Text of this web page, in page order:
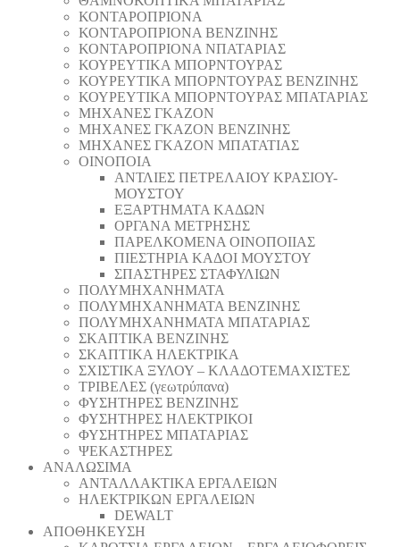
ΚΟΝΤΑΡΟΠΡΙΟΝΑ
ΚΟΝΤΑΡΟΠΡΙΟΝΑ ΒΕΝΖΙΝΗΣ
ΚΟΝΤΑΡΟΠΡΙΟΝΑ ΝΠΑΤΑΡΙΑΣ
ΚΟΥΡΕΥΤΙΚΑ ΜΠΟΡΝΤΟΥΡΑΣ
ΚΟΥΡΕΥΤΙΚΑ ΜΠΟΡΝΤΟΥΡΑΣ ΒΕΝΖΙΝΗΣ
ΚΟΥΡΕΥΤΙΚΑ ΜΠΟΡΝΤΟΥΡΑΣ ΜΠΑΤΑΡΙΑΣ
ΜΗΧΑΝΕΣ ΓΚΑΖΟΝ
ΜΗΧΑΝΕΣ ΓΚΑΖΟΝ ΒΕΝΖΙΝΗΣ
ΜΗΧΑΝΕΣ ΓΚΑΖΟΝ ΜΠΑΤΑΤΙΑΣ
ΟΙΝΟΠΟΙΑ
ΑΝΤΛΙΕΣ ΠΕΤΡΕΛΑΙΟΥ ΚΡΑΣΙΟΥ-
ΜΟΥΣΤΟΥ
ΕΞΑΡΤΗΜΑΤΑ ΚΑΔΩΝ
ΟΡΓΑΝΑ ΜΕΤΡΗΣΗΣ
ΠΑΡΕΛΚΟΜΕΝΑ ΟΙΝΟΠΟΙΙΑΣ
ΠΙΕΣΤΗΡΙΑ ΚΑΔΟΙ ΜΟΥΣΤΟΥ
ΣΠΑΣΤΗΡΕΣ ΣΤΑΦΥΛΙΩΝ
ΠΟΛΥΜΗΧΑΝΗΜΑΤΑ
ΠΟΛΥΜΗΧΑΝΗΜΑΤΑ ΒΕΝΖΙΝΗΣ
ΠΟΛΥΜΗΧΑΝΗΜΑΤΑ ΜΠΑΤΑΡΙΑΣ
ΣΚΑΠΤΙΚΑ ΒΕΝΖΙΝΗΣ
ΣΚΑΠΤΙΚΑ ΗΛΕΚΤΡΙΚΑ
ΣΧΙΣΤΙΚΑ ΞΥΛΟΥ – ΚΛΑΔΟΤΕΜΑΧΙΣΤΕΣ
ΤΡΙΒΕΛΕΣ (γεωτρύπανα)
ΦΥΣΗΤΗΡΕΣ ΒΕΝΖΙΝΗΣ
ΦΥΣΗΤΗΡΕΣ ΗΛΕΚΤΡΙΚΟΙ
ΦΥΣΗΤΗΡΕΣ ΜΠΑΤΑΡΙΑΣ
ΨΕΚΑΣΤΗΡΕΣ
ΑΝΑΛΩΣΙΜΑ
ΑΝΤΑΛΛΑΚΤΙΚΑ ΕΡΓΑΛΕΙΩΝ
ΗΛΕΚΤΡΙΚΩΝ ΕΡΓΑΛΕΙΩΝ
DEWALT
ΑΠΟΘΗΚΕΥΣΗ